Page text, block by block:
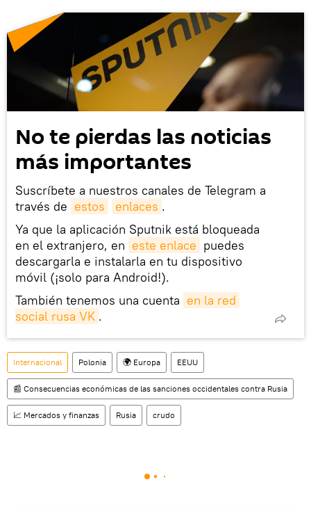
No te pierdas las noticias
más importantes
Suscríbete a nuestros canales de Telegram a
través de estos enlaces .
Ya que la aplicación Sputnik está bloqueada
en el extranjero, en este enlace puedes
descargarla e instalarla en tu dispositivo
móvil (¡solo para Android!).
También tenemos una cuenta en la red
social rusa VK .
Internacional Polonia 🌍 Europa EEUU
📰 Consecuencias económicas de las sanciones occidentales contra Rusia
📈 Mercados y finanzas Rusia crudo